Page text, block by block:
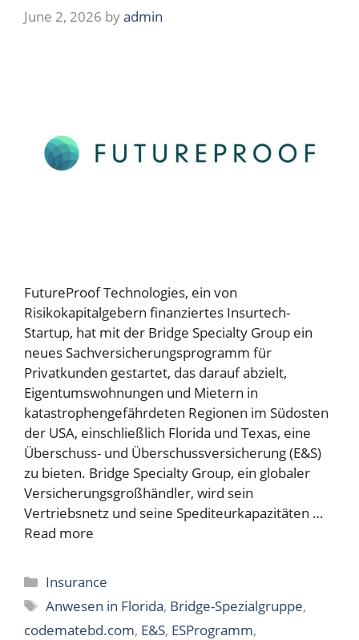
June 2, 2026 byadmin
FutureProof Technologies, ein von
Risikokapitalgebern finanziertes Insurtech-
Startup, hat mit der Bridge Specialty Group ein
neues Sachversicherungsprogramm für
Privatkunden gestartet, das darauf abzielt,
Eigentumswohnungen und Mietern in
katastrophengefährdeten Regionen im Südosten
der USA, einschließlich Florida und Texas, eine
Überschuss- und Überschussversicherung (E&S)
zu bieten. Bridge Specialty Group, ein globaler
Versicherungsgroßhändler, wird sein
Vertriebsnetz und seine Spediteurkapazitäten …
Read more
Categories
Insurance
Tags
Anwesen in Florida, Bridge-Spezialgruppe,
codematebd.com, E&S, ESProgramm,